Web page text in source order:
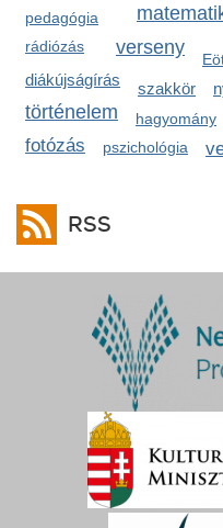
pedagógia
verseny
rádiózás
diákújságírás szakkör
történelem hagyomány
fotózás
pszichológia
RSS